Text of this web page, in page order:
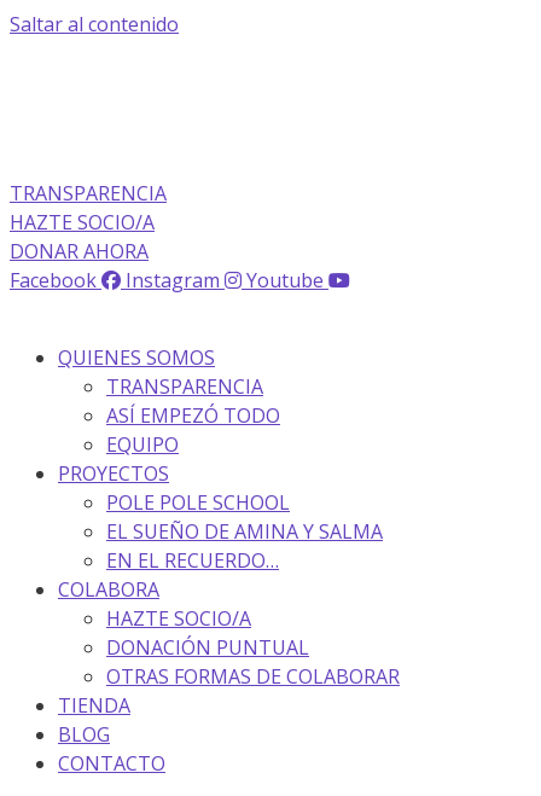
Saltar al contenido
TRANSPARENCIA
HAZTE SOCIO/A
DONAR AHORA
Facebook
Instagram Youtube
QUIENES SOMOS
TRANSPARENCIA
ASÍ EMPEZÓ TODO
EQUIPO
PROYECTOS
POLE POLE SCHOOL
EL SUEÑO DE AMINA Y SALMA
EN EL RECUERDO…
COLABORA
HAZTE SOCIO/A
DONACIÓN PUNTUAL
OTRAS FORMAS DE COLABORAR
TIENDA
BLOG
CONTACTO